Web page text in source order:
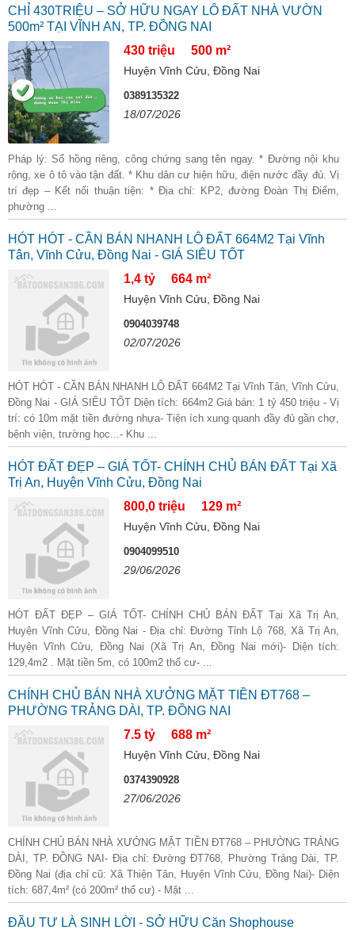
CHỈ 430TRIỆU – SỞ HỮU NGAY LÔ ĐẤT NHÀ VƯỜN
500m² TẠI VĨNH AN, TP. ĐỒNG NAI
430 triệu
500 m²
Huyện Vĩnh Cửu, Đồng Nai
0389135322
18/07/2026
Pháp lý: Sổ hồng riêng, công chứng sang tên ngay. * Đường nội khu
rộng, xe ô tô vào tận đất. * Khu dân cư hiện hữu, điện nước đầy đủ. Vị
trí đẹp – Kết nối thuận tiện: * Địa chỉ: KP2, đường Đoàn Thị Điểm,
phường ...
HÓT HÓT - CẦN BÁN NHANH LÔ ĐẤT 664M2 Tại Vĩnh
Tân, Vĩnh Cửu, Đồng Nai - GIÁ SIÊU TỐT
1,4 tỷ
664 m²
Huyện Vĩnh Cửu, Đồng Nai
0904039748
02/07/2026
HÓT HÓT - CẦN BÁN NHANH LÔ ĐẤT 664M2 Tại Vĩnh Tân, Vĩnh Cửu,
Đồng Nai - GIÁ SIÊU TỐT Diện tích: 664m2 Giá bán: 1 tỷ 450 triệu - Vị
trí: có 10m mặt tiền đường nhựa- Tiện ích xung quanh đầy đủ gần chợ,
bệnh viện, trường học...- Khu ...
HÓT ĐẤT ĐẸP – GIÁ TỐT- CHÍNH CHỦ BÁN ĐẤT Tại Xã
Trị An, Huyện Vĩnh Cửu, Đồng Nai
800,0 triệu
129 m²
Huyện Vĩnh Cửu, Đồng Nai
0904099510
29/06/2026
HÓT ĐẤT ĐẸP – GIÁ TỐT- CHÍNH CHỦ BÁN ĐẤT Tại Xã Trị An,
Huyện Vĩnh Cửu, Đồng Nai - Địa chỉ: Đường Tỉnh Lộ 768, Xã Trị An,
Huyện Vĩnh Cửu, Đồng Nai (Xã Trị An, Đồng Nai mới)- Diện tích:
129,4m2 . Mặt tiền 5m, có 100m2 thổ cư- ...
CHÍNH CHỦ BÁN NHÀ XƯỞNG MẶT TIỀN ĐT768 –
PHƯỜNG TRẢNG DÀI, TP. ĐỒNG NAI
7.5 tỷ
688 m²
Huyện Vĩnh Cửu, Đồng Nai
0374390928
27/06/2026
CHÍNH CHỦ BÁN NHÀ XƯỞNG MẶT TIỀN ĐT768 – PHƯỜNG TRẢNG
DÀI, TP. ĐỒNG NAI- Địa chỉ: Đường ĐT768, Phường Trảng Dài, TP.
Đồng Nai (địa chỉ cũ: Xã Thiện Tân, Huyện Vĩnh Cửu, Đồng Nai)- Diện
tích: 687,4m² (có 200m² thổ cư) - Mặt ...
ĐẦU TƯ LÀ SINH LỜI - SỞ HỮU Căn Shophouse